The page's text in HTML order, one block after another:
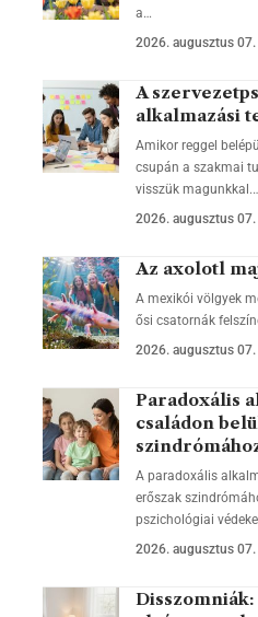
a…
2026. augusztus 07.
A
alkalmazási
Amikor reggel
csupán a szakmai
visszük
2026. augusztus 07.
Az axolotl
A mexikói völgyek
ősi csatornák
2026. augusztus 07.
Paradoxális
családon
A paradoxális
erőszak
pszichológiai
2026. augusztus 07.